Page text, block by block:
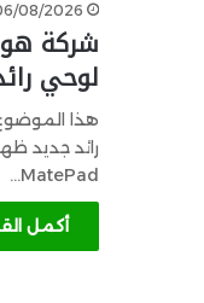
08/2026
شركة
لوحي
هذا
رائد جديد
MatePad…
أكمل